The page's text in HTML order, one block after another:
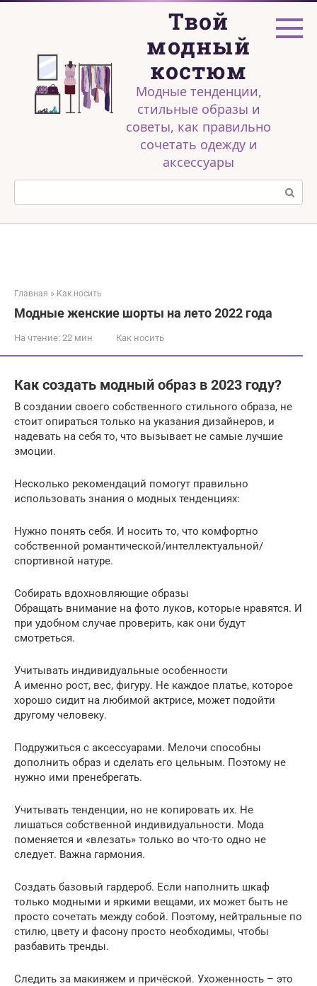
Перейти
Твой
модный
костюм
Модные тенденции,
стильные образы и
советы, как правильно
сочетать одежду и
аксессуары
Поиск:
Главная » Как носить
Модные женские шорты на лето 2022 года
На чтение: 22 мин Как носить
Как создать модный образ в 2023 году?
В создании своего собственного стильного образа, не
стоит опираться только на указания дизайнеров, и
надевать на себя то, что вызывает не самые лучшие
эмоции.
Несколько рекомендаций помогут правильно
использовать знания о модных тенденциях:
Нужно понять себя. И носить то, что комфортно
собственной романтической/интеллектуальной/
спортивной натуре.
Собирать вдохновляющие образы
Обращать внимание на фото луков, которые нравятся. И
при удобном случае проверить, как они будут
смотреться.
Учитывать индивидуальные особенности
А именно рост, вес, фигуру. Не каждое платье, которое
хорошо сидит на любимой актрисе, может подойти
другому человеку.
Подружиться с аксессуарами. Мелочи способны
дополнить образ и сделать его цельным. Поэтому не
нужно ими пренебрегать.
Учитывать тенденции, но не копировать их. Не
лишаться собственной индивидуальности. Мода
поменяется и «влезать» только во что-то одно не
следует. Важна гармония.
Создать базовый гардероб. Если наполнить шкаф
только модными и яркими вещами, их может быть не
просто сочетать между собой. Поэтому, нейтральные по
стилю, цвету и фасону просто необходимы, чтобы
разбавить тренды.
Следить за макияжем и причёской. Ухоженность – это